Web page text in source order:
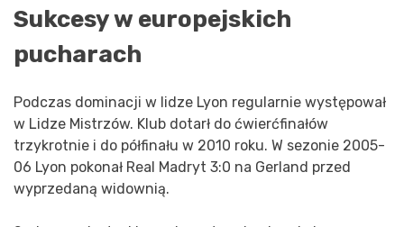
Sukcesy w europejskich
pucharach
Podczas dominacji w lidze Lyon regularnie występował
w Lidze Mistrzów. Klub dotarł do ćwierćfinałów
trzykrotnie i do półfinału w 2010 roku. W sezonie 2005-
06 Lyon pokonał Real Madryt 3:0 na Gerland przed
wyprzedaną widownią.